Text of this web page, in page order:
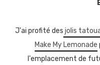
J'ai profité des jolis
Make My Lemonade
l'emplacement de